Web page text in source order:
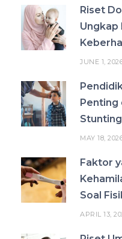
Riset
Ungkap
JUNE 1,
Penting
MAY 18,
Faktor
Soal
APRIL 13,